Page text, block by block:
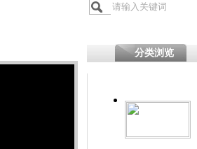
分类浏览